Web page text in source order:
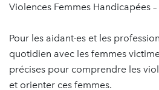
Violences Femmes Handicapées
Pour les aidant·es et les
quotidien avec les femmes
précises pour comprendre les
et orienter ces femmes.